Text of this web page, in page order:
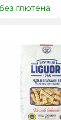
глютена